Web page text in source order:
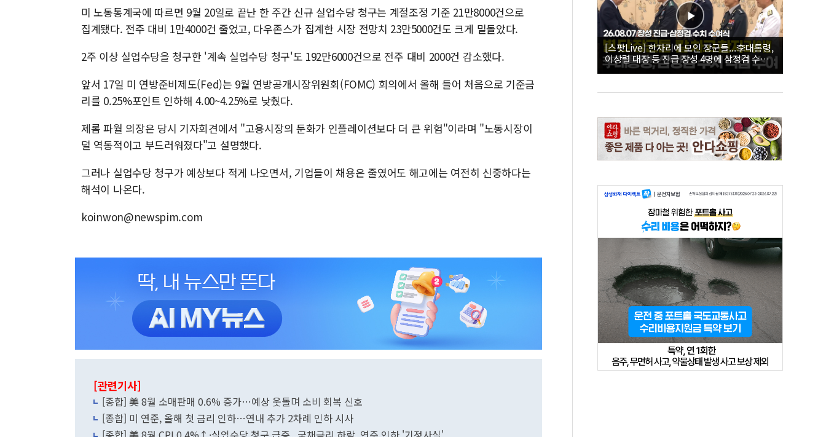
미 노동통계국에 따르면 9월 20일로 끝난 한 주간 신규 실업수당 청구는 계절조정 기준 21만8000건으로
집계됐다. 전주 대비 1만4000건 줄었고, 다우존스가 집계한 시장 전망치 23만5000건도 크게 밑돌았다.
2주 이상 실업수당을 청구한 '계속 실업수당 청구'도 192만6000건으로 전주 대비 2000건 감소했다.
앞서 17일 미 연방준비제도(Fed)는 9월 연방공개시장위원회(FOMC) 회의에서 올해 들어 처음으로 기준금
리를 0.25%포인트 인하해 4.00~4.25%로 낮췄다.
제롬 파월 의장은 당시 기자회견에서 "고용시장의 둔화가 인플레이션보다 더 큰 위험"이라며 "노동시장이
덜 역동적이고 부드러워졌다"고 설명했다.
그러나 실업수당 청구가 예상보다 적게 나오면서, 기업들이 채용은 줄였어도 해고에는 여전히 신중하다는
해석이 나온다.
koinwon@newspim.com
[관련기사]
[종합] 美 8월 소매판매 0.6% 증가…예상 웃돌며 소비 회복 신호
[종합] 미 연준, 올해 첫 금리 인하…연내 추가 2차례 인하 시사
[스팟Live] 한자리에 모인 장군들...李대통령,
이상렬 대장 등 진급 장성 4명에 삼정검 수치
직접 수여｜26.08.07 장성 진급·삼정검 수치